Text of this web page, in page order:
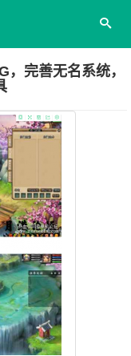
完善无名系统，